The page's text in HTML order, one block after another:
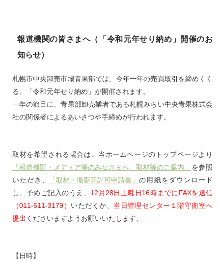
報道機関の皆さまへ（「令和元年せり納め」開催のお
知らせ）
札幌市中央卸売市場青果部では、今年一年の売買取引を締めくく
る、「令和元年せり納め」が開催されます。
一年の節目に、青果部卸売業者である札幌みらい中央青果株式会
社の関係者によるあいさつや手締めが行われます。
取材を希望される場合は、当ホームページのトップページより
「報道機関・メディア等のみなさまへ 取材等のご案内」
を参照
いただき、
「取材・撮影等許可申請書」 の用紙をダウンロード
し、予めご記入のうえ、 12月28日土曜日16時までにFAXを送信
（011-611-3179） いただくか、 当日管理センター１階守衛室へ
提出 くださいますようお願いいたします。
【日時】